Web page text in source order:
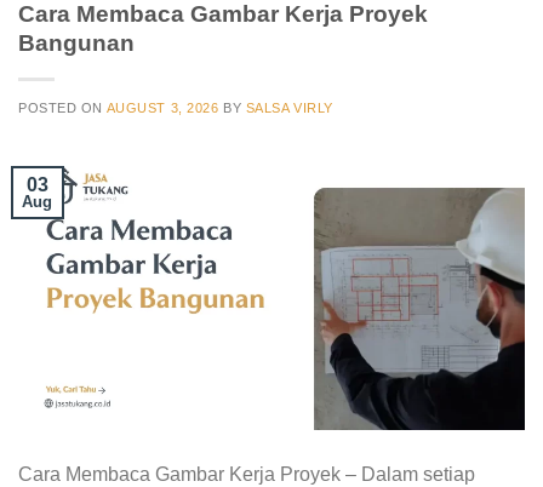
Cara Membaca Gambar Kerja Proyek
Bangunan
POSTED ON AUGUST 3, 2026 BY SALSA VIRLY
03
Aug
Cara Membaca Gambar Kerja Proyek – Dalam setiap